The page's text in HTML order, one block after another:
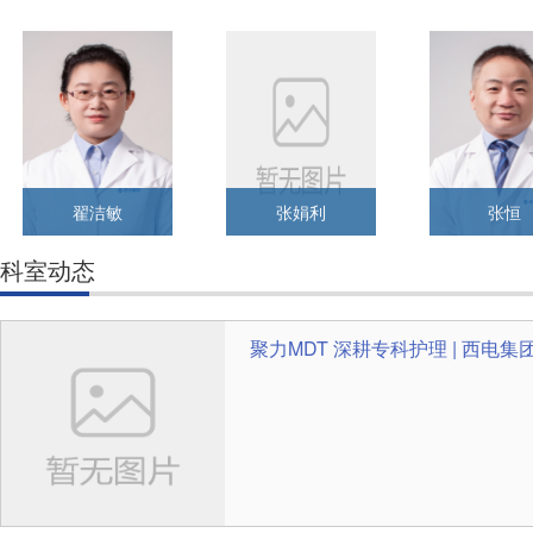
翟洁敏 张娟利 张恒
科室动态
聚力MDT 深耕专科护理 | 西电集